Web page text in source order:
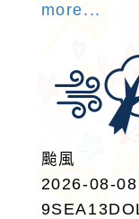
more...
颱風
2026-08-